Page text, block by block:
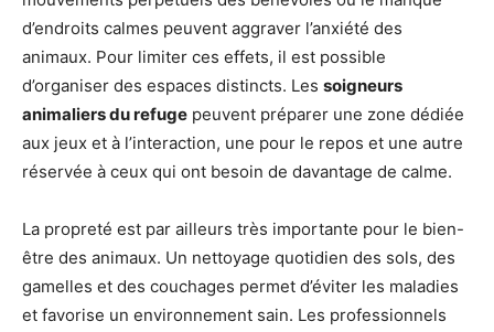
d’endroits calmes peuvent aggraver l’anxiété des
animaux. Pour limiter ces effets, il est possible
d’organiser des espaces distincts. Les soigneurs
animaliers du refuge peuvent préparer une zone dédiée
aux jeux et à l’interaction, une pour le repos et une autre
réservée à ceux qui ont besoin de davantage de calme.
La propreté est par ailleurs très importante pour le bien-
être des animaux. Un nettoyage quotidien des sols, des
gamelles et des couchages permet d’éviter les maladies
et favorise un environnement sain. Les professionnels